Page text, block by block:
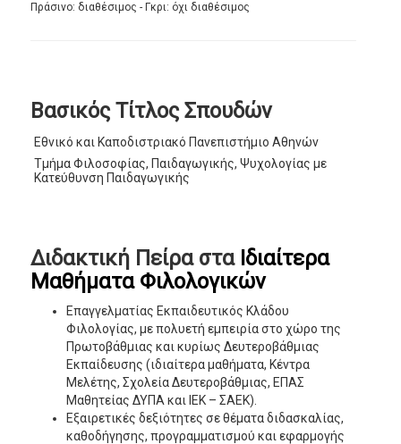
Πράσινο: διαθέσιμος - Γκρι: όχι διαθέσιμος
Βασικός Τίτλος Σπουδών
Εθνικό και Καποδιστριακό Πανεπιστήμιο Αθηνών
Τμήμα Φιλοσοφίας, Παιδαγωγικής, Ψυχολογίας με
Κατεύθυνση Παιδαγωγικής
Διδακτική Πείρα στα Ιδιαίτερα
Μαθήματα Φιλολογικών
Επαγγελματίας Εκπαιδευτικός Κλάδου
Φιλολογίας, με πολυετή εμπειρία στο χώρο της
Πρωτοβάθμιας και κυρίως Δευτεροβάθμιας
Εκπαίδευσης (ιδιαίτερα μαθήματα, Κέντρα
Μελέτης, Σχολεία Δευτεροβάθμιας, ΕΠΑΣ
Μαθητείας ΔΥΠΑ και ΙΕΚ – ΣΑΕΚ).
Εξαιρετικές δεξιότητες σε θέματα διδασκαλίας,
καθοδήγησης, προγραμματισμού και εφαρμογής